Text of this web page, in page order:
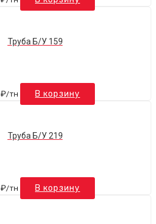
Труба Б/У 159
₽/тн В корзину
Труба Б/У 219
₽/тн В корзину